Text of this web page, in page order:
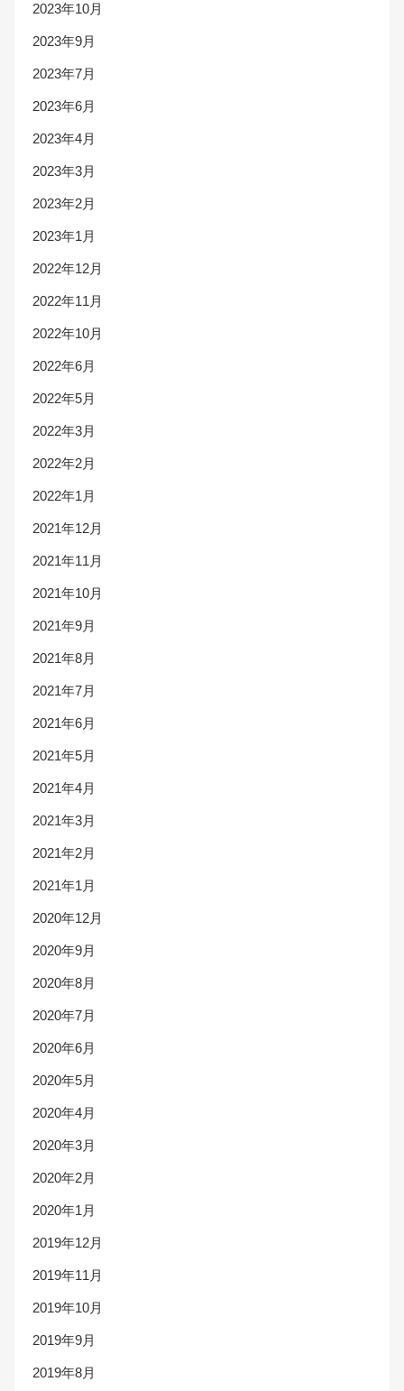
2023年10月
2023年9月
2023年7月
2023年6月
2023年4月
2023年3月
2023年2月
2023年1月
2022年12月
2022年11月
2022年10月
2022年6月
2022年5月
2022年3月
2022年2月
2022年1月
2021年12月
2021年11月
2021年10月
2021年9月
2021年8月
2021年7月
2021年6月
2021年5月
2021年4月
2021年3月
2021年2月
2021年1月
2020年12月
2020年9月
2020年8月
2020年7月
2020年6月
2020年5月
2020年4月
2020年3月
2020年2月
2020年1月
2019年12月
2019年11月
2019年10月
2019年9月
2019年8月